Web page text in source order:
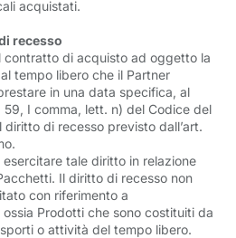
acquistati.
recesso
contratto di acquisto ad oggetto la
tempo libero che il Partner
in una data specifica, al
59, I comma, lett. n) del Codice del
diritto di recesso previsto dall’art.
tale diritto in relazione
Il diritto di recesso non
con riferimento a
ossia Prodotti che sono costituiti da
o attività del tempo libero.